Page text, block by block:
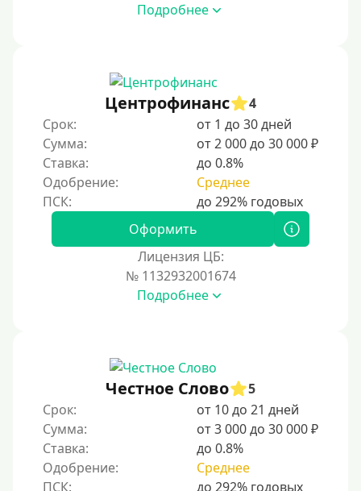
Карты банков и платежные системы
Мастеркард
Через Юнистрим (Unistream)
На Вебмани
ВТБ
Виза (Visa)
Тинькофф
На карту Кукуруза
Моментум (Momentum)
Золотая Корона
Через систему быстрых платежей СБП
Подробнее
Центрофинанс
4
Срок:
от 1 до 30 дней
Сумма:
от 2 000 до 30 000 ₽
Ставка:
до 0.8%
Одобрение:
Среднее
Оформить
Лицензия ЦБ:
№ 1132932001674
Подробнее
Честное Слово
5
Срок:
от 10 до 21 дней
Сумма:
от 3 000 до 30 000 ₽
Ставка:
до 0.8%
Одобрение:
Среднее